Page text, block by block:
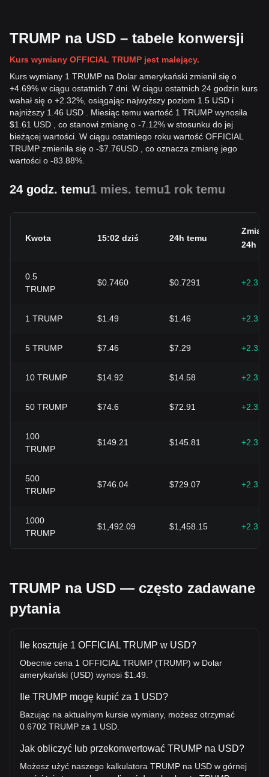
TRUMP na USD – tabele konwersji
Kurs wymiany OFFICIAL TRUMP jest malejący.
Kurs wymiany 1 TRUMP na Dolar amerykański zmienił się o
+4.69% w ciągu ostatnich 7 dni. W ciągu ostatnich 24 godzin kurs
wahał się o +2.32%, osiągając najwyższy poziom 1.5 USD i
najniższy 1.46 USD . Miesiąc temu wartość 1 TRUMP wynosiła
$1.61 USD , co stanowi zmianę o -7.12% w stosunku do jej
bieżącej wartości. W ciągu ostatniego roku wartość OFFICIAL
TRUMP zmieniła się o -$7.76USD , co oznacza zmianę jego
wartości o -83.88%.
24 godz. temu1 mies. temu1 rok temu
Kwota 15:02 dziś 24h temu
24h
0.5
TRUMP
$0.7460 $0.7291
1 TRUMP $1.49 $1.46
5 TRUMP $7.46 $7.29
10 TRUMP $14.92 $14.58
50 TRUMP $74.6 $72.91
100
TRUMP
$149.21 $145.81
500
TRUMP
$746.04 $729.07
1000
TRUMP
$1,492.09 $1,458.15
TRUMP na USD — często zadawane
pytania
Ile kosztuje 1 OFFICIAL TRUMP w USD?
Obecnie cena 1 OFFICIAL TRUMP (TRUMP) w Dolar
amerykański (USD) wynosi $1.49.
Ile TRUMP mogę kupić za 1 USD?
Bazując na aktualnym kursie wymiany, możesz otrzymać
0.6702 TRUMP za 1 USD.
Jak obliczyć lub przekonwertować TRUMP na USD?
Możesz użyć naszego kalkulatora TRUMP na USD w górnej